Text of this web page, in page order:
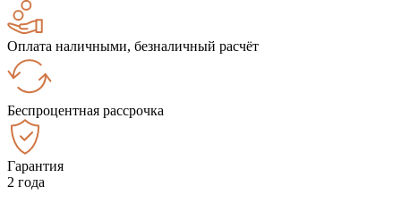
Оплата наличными, безналичный расчёт
Беспроцентная рассрочка
Гарантия
2 года